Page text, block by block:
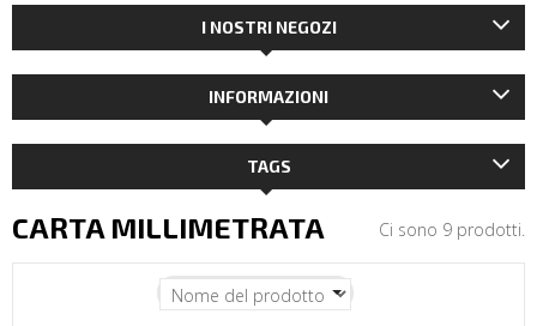
I NOSTRI NEGOZI
INFORMAZIONI
TAGS
CARTA MILLIMETRATA Ci sono 9 prodotti.